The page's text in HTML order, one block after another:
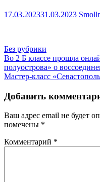
17.03.202331.03.2023
Без рубрики
Навигация
по
Во 2 Б классе прошла
полуострова» о
Мастер-класс
Добавить
Ваш адрес email не будет
помечены *
Комментарий *